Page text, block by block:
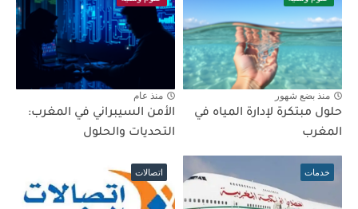
منذ بضع شهور
حلول مبتكرة لإدارة المياه في
المغرب
منذ عام
الأمن السيبراني في المغرب:
التحديات والحلول
خدمات اتصالات